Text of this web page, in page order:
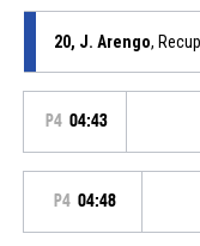
20, J. Arengo,
P4 04:43
P4 04:48